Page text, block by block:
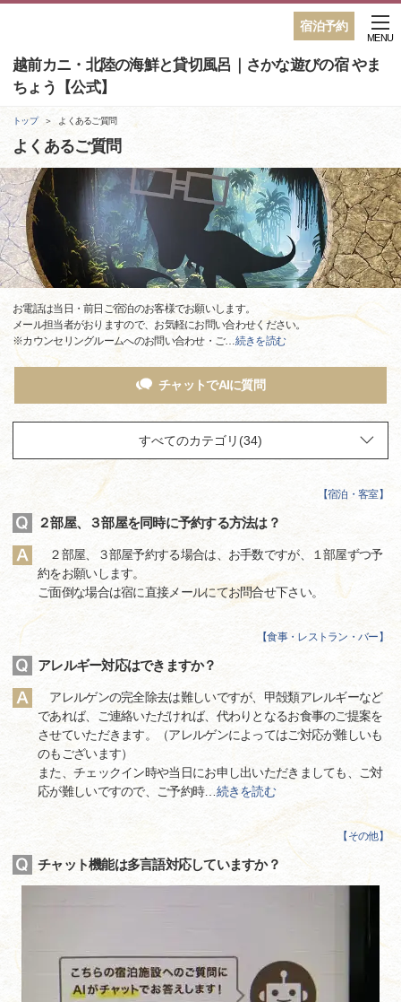
宿泊予約
越前カニ・北陸の海鮮と貸切風呂｜さかな遊びの宿 やま
ちょう【公式】
MENU
トップ よくあるご質問
よくあるご質問
お電話は当日・前日ご宿泊のお客様でお願いします。
メール担当者がおりますので、お気軽にお問い合わせください。
※カウンセリングルームへのお問い合わせ・ご…続きを読む
チャットでAIに質問
【宿泊・客室】
２部屋、３部屋を同時に予約する方法は？
２部屋、３部屋予約する場合は、お手数ですが、１部屋ずつ予
約をお願いします。
ご面倒な場合は宿に直接メールにてお問合せ下さい。
【食事・レストラン・バー】
アレルギー対応はできますか？
アレルゲンの完全除去は難しいですが、甲殻類アレルギーなど
であれば、ご連絡いただければ、代わりとなるお食事のご提案を
させていただきます。（アレルゲンによってはご対応が難しいも
のもございます）
また、チェックイン時や当日にお申し出いただきましても、ご対
応が難しいですので、ご予約時… 続きを読む
【その他】
チャット機能は多言語対応していますか？